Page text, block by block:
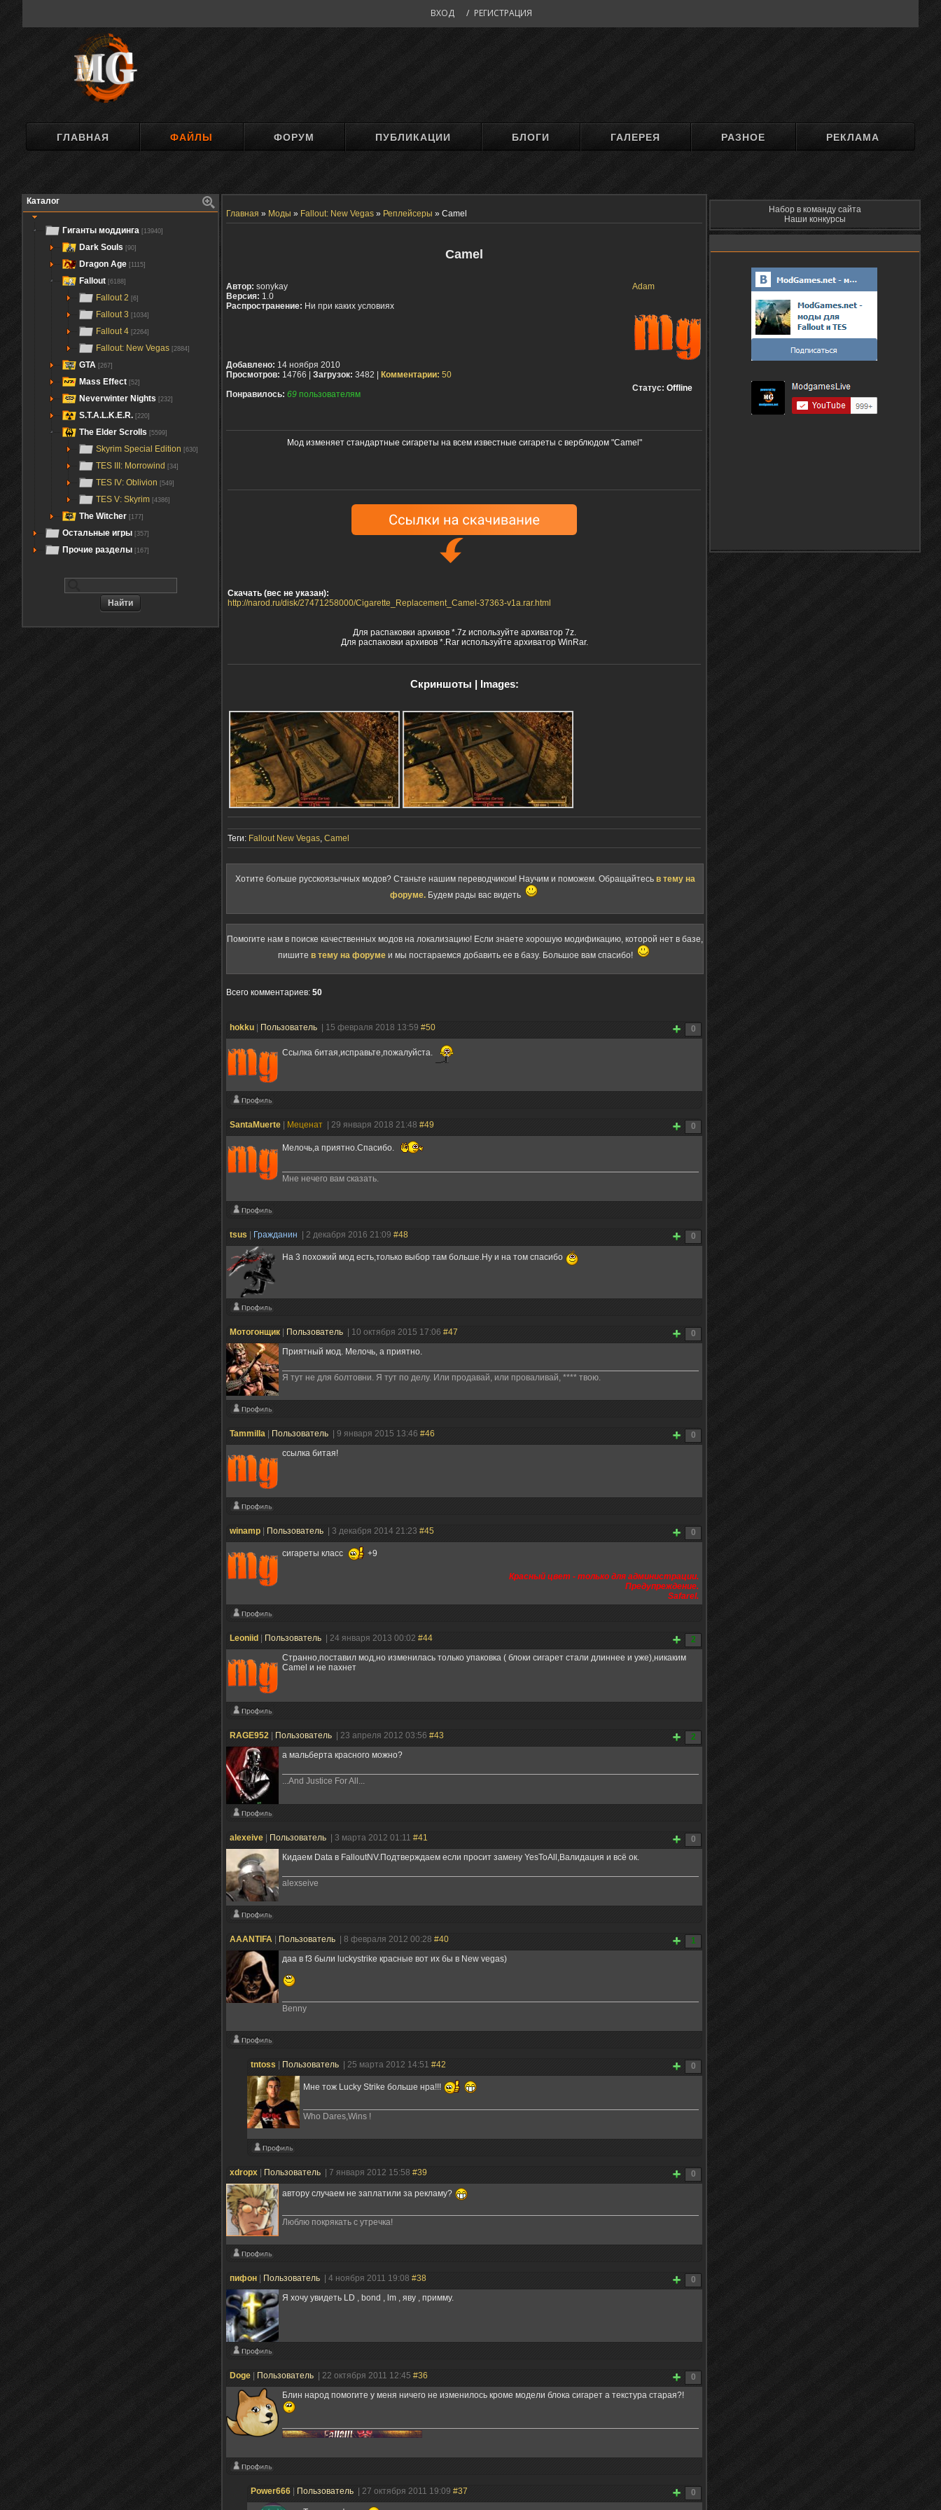
ВХОД / РЕГИСТРАЦИЯ
ГЛАВНАЯ ФАЙЛЫ ФОРУМ ПУБЛИКАЦИИ БЛОГИ ГАЛЕРЕЯ РАЗНОЕ РЕКЛАМА
Каталог
Гиганты моддинга [13940]
Dark Souls [90]
Dragon Age [1115]
Fallout [6188]
Fallout 2 [6]
Fallout 3 [1034]
Fallout 4 [2264]
Fallout: New Vegas [2884]
GTA [267]
Mass Effect [52]
Neverwinter Nights [232]
S.T.A.L.K.E.R. [220]
The Elder Scrolls [5599]
Skyrim Special Edition [630]
TES III: Morrowind [34]
TES IV: Oblivion [549]
TES V: Skyrim [4386]
The Witcher [177]
Остальные игры [357]
Прочие разделы [167]
Главная » Моды » Fallout: New Vegas » Реплейсеры » Camel
Camel
Adam
Статус: Offline
Автор: sonykay
Версия: 1.0
Распространение: Ни при каких условиях
Добавлено: 14 ноября 2010
Просмотров: 14766 | Загрузок: 3482 | Комментарии: 50
Понравилось: 69 пользователям
Мод изменяет стандартные сигареты на всем известные сигареты с верблюдом "Camel"
Скачать (вес не указан):
http://narod.ru/disk/27471258000/Cigarette_Replacement_Camel-37363-v1a.rar.html
Для распаковки архивов *.7z используйте архиватор 7z.
Для распаковки архивов *.Rar используйте архиватор WinRar.
Скриншоты | Images:
Теги: Fallout New Vegas, Camel
Хотите больше русскоязычных модов? Станьте нашим переводчиком! Научим и поможем. Обращайтесь в тему на
форуме. Будем рады вас видеть
Помогите нам в поиске качественных модов на локализацию! Если знаете хорошую модификацию, которой нет в базе,
пишите в тему на форуме и мы постараемся добавить ее в базу. Большое вам спасибо!
Всего комментариев: 50
0
hokku Пользователь | 15 февраля 2018 13:59 #50
Ссылка битая,исправьте,пожалуйста.
0
SantaMuerte Меценат | 29 января 2018 21:48 #49
Мелочь,а приятно.Спасибо.
Мне нечего вам сказать.
0
tsus Гражданин | 2 декабря 2016 21:09 #48
На 3 похожий мод есть,только выбор там больше.Ну и на том спасибо
0
Мотогонщик Пользователь | 10 октября 2015 17:06 #47
Приятный мод. Мелочь, а приятно.
Я тут не для болтовни. Я тут по делу. Или продавай, или проваливай, **** твою.
0
Tammilla Пользователь | 9 января 2015 13:46 #46
ссылка битая!
0
winamp Пользователь | 3 декабря 2014 21:23 #45
сигареты класс +9
Красный цвет - только для администрации.
Предупреждение.
Safarel.
2
Leoniid Пользователь | 24 января 2013 00:02 #44
Странно,поставил мод,но изменилась только упаковка ( блоки сигарет стали длиннее и уже),никаким
Camel и не пахнет
2
RAGE952 Пользователь | 23 апреля 2012 03:56 #43
а мальберта красного можно?
...And Justice For All...
0
alexeive Пользователь | 3 марта 2012 01:11 #41
Кидаем Data в FalloutNV.Подтверждаем если просит замену YesToAll,Валидация и всё ок.
alexseive
1
AAANTIFA Пользователь | 8 февраля 2012 00:28 #40
даа в f3 были luckystrike красные вот их бы в New vegas)
Benny
0
tntoss Пользователь | 25 марта 2012 14:51 #42
Мне тож Lucky Strike больше нра!!!
Who Dares,Wins !
0
xdropx Пользователь | 7 января 2012 15:58 #39
автору случаем не заплатили за рекламу?
Люблю покрякать с утречка!
0
пифон Пользователь | 4 ноября 2011 19:08 #38
Я хочу увидеть LD , bond , lm , яву , примму.
0
Doge Пользователь | 22 октября 2011 12:45 #36
Блин народ помогите у меня ничего не изменилось кроме модели блока сигарет а текстура старая?!
0
Power666 Пользователь | 27 октября 2011 19:09 #37
Набор в команду сайта
Наши конкурсы